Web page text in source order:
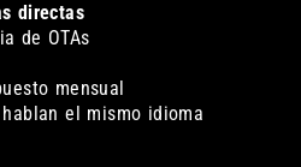
directas
de OTAs
mensual
el mismo idioma